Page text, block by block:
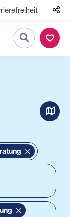
Suche